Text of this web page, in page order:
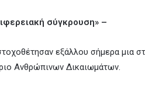
σύγκρουση» –
εξάλλου σήμερα μια
Ανθρώπινων Δικαιωμάτων.